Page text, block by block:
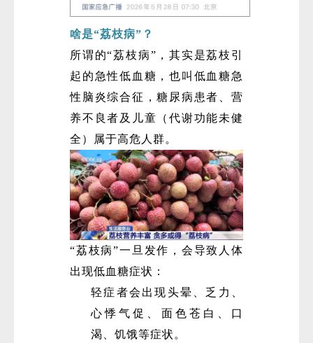
啥是“荔枝病”？
所谓的“荔枝病”，其实是荔枝引
起的急性低血糖，也叫低血糖急
性脑炎综合征，糖尿病患者、营
养不良者及儿童（代谢功能未健
全）属于高危人群。
“荔枝病”一旦发作，会导致人体
出现低血糖症状：
轻症者会出现头晕、乏力、
心悸气促、面色苍白、口
渴、饥饿等症状。